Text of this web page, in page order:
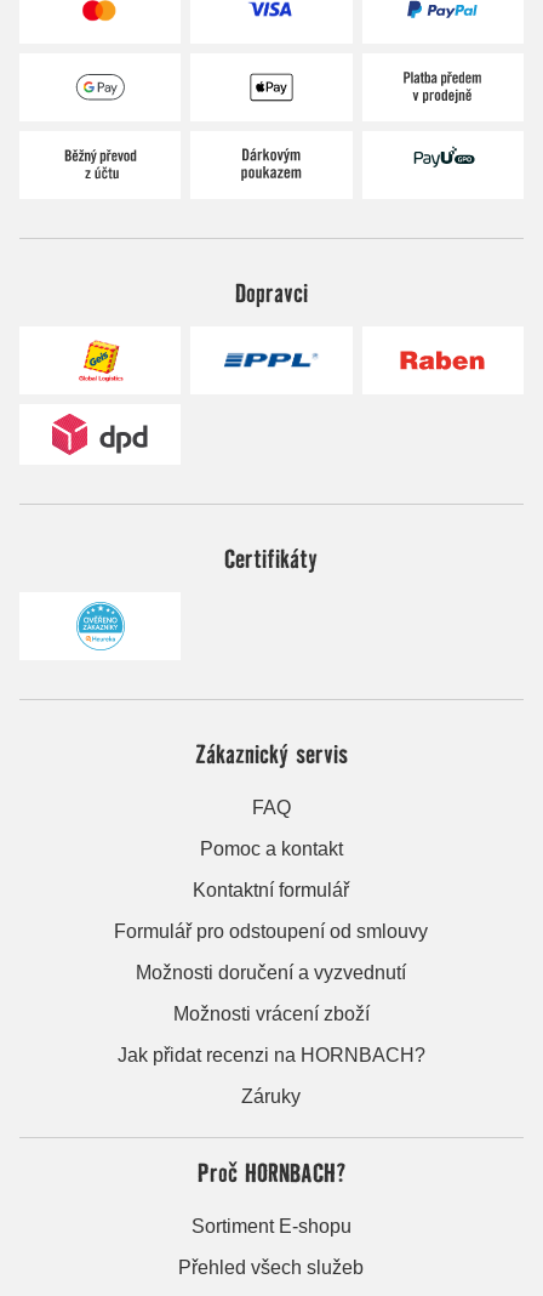
Dopravci
Certifikáty
Zákaznický servis
FAQ
Pomoc a kontakt
Kontaktní formulář
Formulář pro odstoupení od smlouvy
Možnosti doručení a vyzvednutí
Možnosti vrácení zboží
Jak přidat recenzi na HORNBACH?
Záruky
Proč HORNBACH?
Sortiment E-shopu
Přehled všech služeb